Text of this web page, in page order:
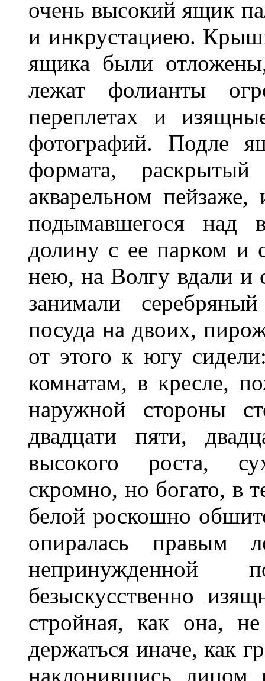
очень высокий ящик
и инкрустациею.
ящика были
лежат фолианты
переплетах и
фотографий. Подле
формата,
акварельном
подымавшегося над
долину с ее парком и
нею, на Волгу вдали и
занимали
посуда на двоих,
от этого к югу
комнатам, в кресле,
наружной стороны
двадцати пяти,
высокого роста,
скромно, но богато, в
белой роскошно
опиралась правым
непринужденной
безыскусственно
стройная, как она,
держаться иначе, как
наклонившись лицом